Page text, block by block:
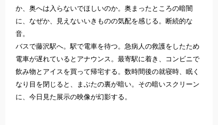
か、奥へは入らないでほしいのか。奥まったところの暗闇
に、なぜか、見えないいきものの気配を感じる。断続的な
音。
バスで藤沢駅へ。駅で電車を待つ。急病人の救護をしたため
電車が遅れているとアナウンス。最寄駅に着き、コンビニで
飲み物とアイスを買って帰宅する。数時間後の就寝時、眠く
なり目を閉じると、まぶたの裏が暗い。その暗いスクリーン
に、今日見た展示の映像が幻影する。